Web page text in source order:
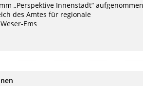
„Perspektive Innenstadt“
des Amtes für regionale
Ems